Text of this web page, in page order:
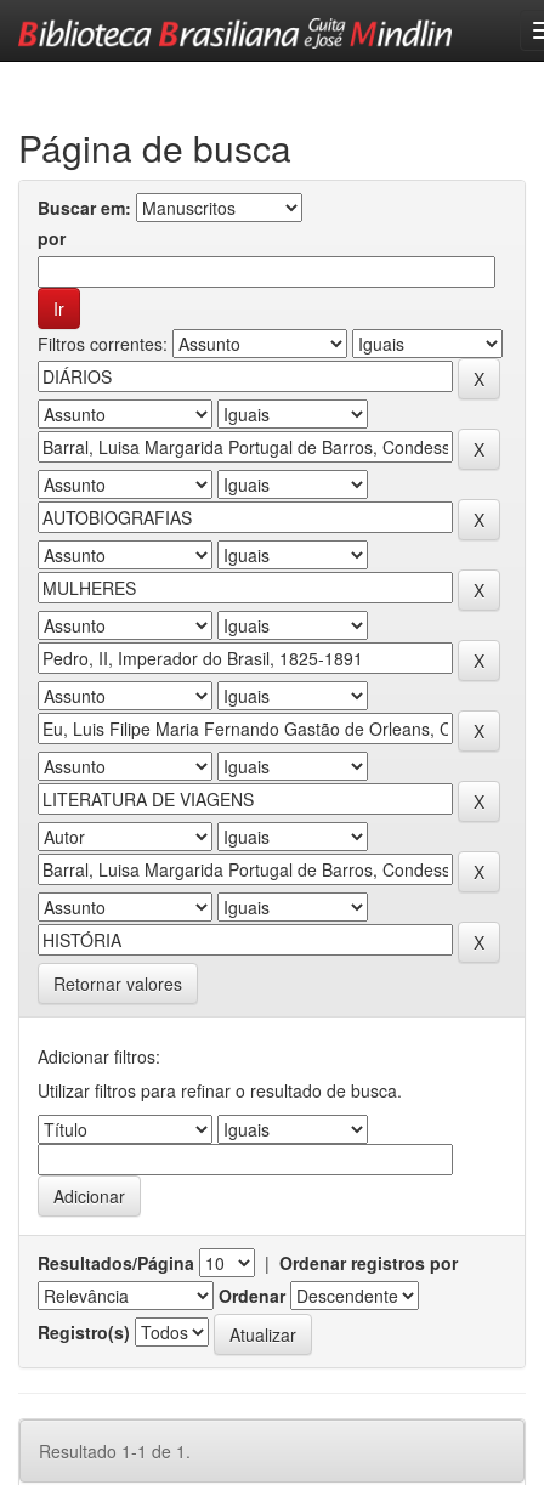
Página de busca
Buscar em:
por
Filtros correntes:
Retornar valores
Adicionar filtros:
Utilizar filtros para refinar o resultado de busca.
Resultados/Página | Ordenar registros por
Ordenar
Registro(s)
Resultado 1-1 de 1.